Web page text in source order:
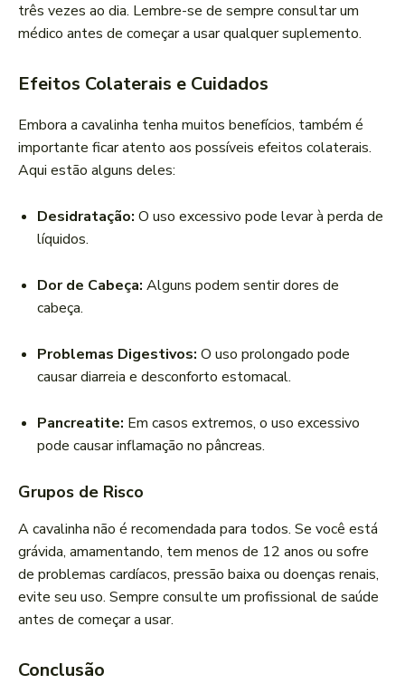
três vezes ao dia. Lembre-se de sempre consultar um
médico antes de começar a usar qualquer suplemento.
Efeitos Colaterais e Cuidados
Embora a cavalinha tenha muitos benefícios, também é
importante ficar atento aos possíveis efeitos colaterais.
Aqui estão alguns deles:
Desidratação: O uso excessivo pode levar à perda de
líquidos.
Dor de Cabeça: Alguns podem sentir dores de
cabeça.
Problemas Digestivos: O uso prolongado pode
causar diarreia e desconforto estomacal.
Pancreatite: Em casos extremos, o uso excessivo
pode causar inflamação no pâncreas.
Grupos de Risco
A cavalinha não é recomendada para todos. Se você está
grávida, amamentando, tem menos de 12 anos ou sofre
de problemas cardíacos, pressão baixa ou doenças renais,
evite seu uso. Sempre consulte um profissional de saúde
antes de começar a usar.
Conclusão